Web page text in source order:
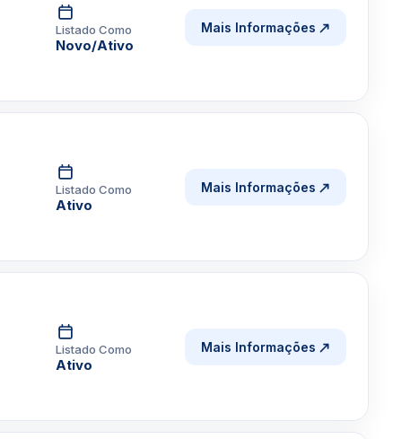
Listado Como
Novo/Ativo
Mais Informações
Listado Como
Ativo
Mais Informações
Listado Como
Ativo
Mais Informações